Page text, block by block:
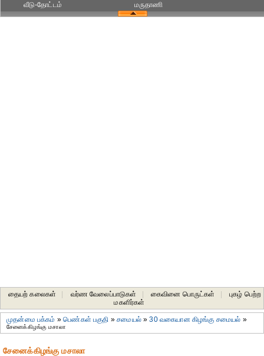
வீடு-தோட்டம்
மருதாணி
தையற் கலைகள் வர்ண வேலைப்பாடுகள் கைவினை பொருட்கள்
புகழ் பெற்ற
மகளிர்கள்
முதன்மை பக்கம் »பெண்கள் பகுதி »சமையல்»30 வகையான கிழங்கு சமையல் »
சேனைக்கிழங்கு மசாலா
சேனைக்கிழங்கு மசாலா